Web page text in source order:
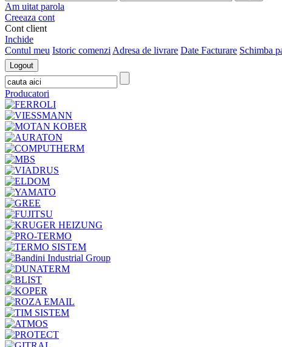
Am uitat parola
Creeaza cont
Cont client
Inchide
Contul meu Istoric comenzi Adresa de livrare Date Facturare Schimba
Producatori